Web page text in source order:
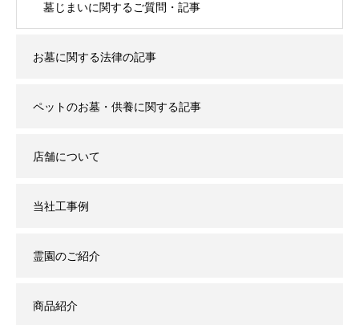
墓じまいに関するご質問・記事
お墓に関する法律の記事
ペットのお墓・供養に関する記事
店舗について
当社工事例
霊園のご紹介
商品紹介